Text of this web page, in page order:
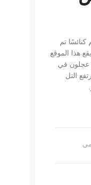
تم
هذا الموقع
عجلون في
التل